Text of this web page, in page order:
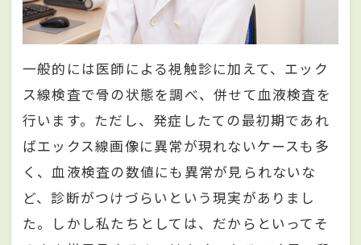
一般的には医師による視触診に加えて、エック
ス線検査で骨の状態を調べ、併せて血液検査を
行います。ただし、発症したての最初期であれ
ばエックス線画像に異常が現れないケースも多
く、血液検査の数値にも異常が見られないな
ど、診断がつけづらいという現実がありまし
た。しかし私たちとしては、だからといってそ